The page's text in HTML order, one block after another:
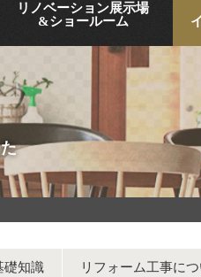
リノベーション展示場
&ショールーム
礎知識 リフォーム工事につ